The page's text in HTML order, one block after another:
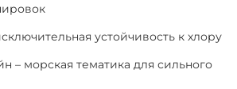
устойчивость к хлору
– морская тематика для сильного